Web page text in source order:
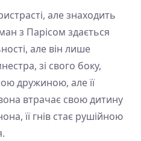
але знаходить
з Парісом здається
але він лише
зі свого боку,
дружиною, але її
втрачає свою дитину
її гнів стає рушійною